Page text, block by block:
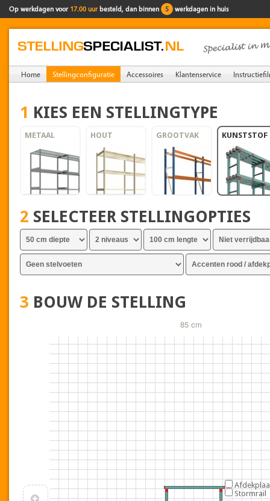
Op werkdagen voor 17.00 uur besteld, dan binnen 5 werkdagen in huis
Home Stellingconfiguratie Accessoires Klantenservice
1 KIES EEN STELLINGTYPE
METAAL HOUT GROOTVAK KUNSTSTOF
2 SELECTEER STELLINGOPTIES
3 BOUW DE STELLING
85 cm
Stormrail